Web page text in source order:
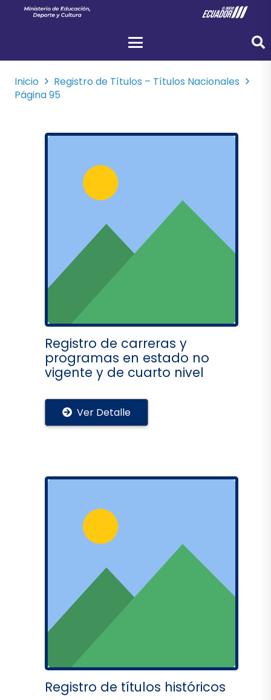
Inicio
Registro de Títulos – Títulos Nacionales
Página 95
Registro de carreras y
programas en estado no
vigente y de cuarto nivel
Ver Detalle
Registro de títulos históricos